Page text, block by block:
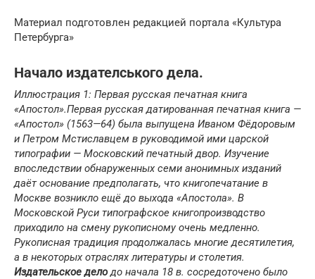
Материал подготовлен редакцией портала «Культура
Петербурга»
Начало издателського дела.
Иллюстрация 1: Первая русская печатная книга
«Апостол».Первая русская датированная печатная книга —
«Апостол» (1563—64) была выпущена Иваном Фёдоровым
и Петром Мстиславцем в руководимой ими царской
типографии — Московский печатный двор. Изучение
впоследствии обнаруженных семи анонимных изданий
даёт основание предполагать, что книгопечатание в
Москве возникло ещё до выхода «Апостола». В
Московской Руси типографское книгопроизводство
приходило на смену рукописному очень медленно.
Рукописная традиция продолжалась многие десятилетия,
а в некоторых отраслях литературы и столетия.
Издательское делодо начала 18 в. сосредоточено было